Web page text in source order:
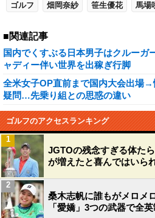
ゴルフ 畑岡奈紗 笹生優花 馬場
■関連記事
国内でくすぶる日本男子はクルーガ
ャディー伴い世界を出稼ぎ行脚
全米女子OP直前まで国内大会出場
疑問…先乗り組との思惑の違い
ゴルフのアクセスランキング
JGTOの残念すぎる体た
が増えたと喜んではいら
1
桑木志帆に誰もがメロメ
「愛嬌」3つの武器で全
2